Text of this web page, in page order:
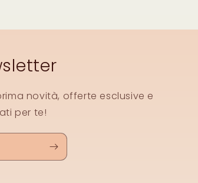
novità, offerte esclusive e
per te!